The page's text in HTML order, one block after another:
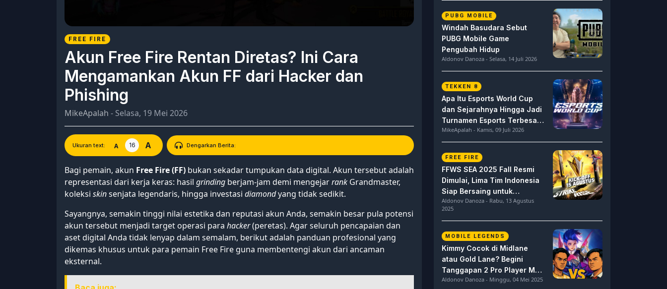
FREE FIRE
Akun Free Fire Rentan Diretas? Ini Cara
Mengamankan Akun FF dari Hacker dan
Phishing
MikeApalah - Selasa, 19 Mei 2026
Ukuran text: A 16 A Dengarkan Berita:
Bagi pemain, akun Free Fire (FF) bukan sekadar tumpukan data digital. Akun tersebut adalah
representasi dari kerja keras: hasil grinding berjam-jam demi mengejarrank Grandmaster,
koleksi skinsenjata legendaris, hingga investasi diamondyang tidak sedikit.
Sayangnya, semakin tinggi nilai estetika dan reputasi akun Anda, semakin besar pula potensi
akun tersebut menjadi target operasi para hacker(peretas). Agar seluruh pencapaian dan
aset digital Anda tidak lenyap dalam semalam, berikut adalah panduan profesional yang
dikemas khusus untuk para pemain Free Fire guna membentengi akun dari ancaman
eksternal.
PUBG MOBILE
Windah Basudara Sebut
PUBG Mobile Game
Pengubah Hidup
Aldonov Danoza - Selasa, 14 Juli 2026
TEKKEN 8
Apa Itu Esports World Cup
dan Sejarahnya Hingga Jadi
Turnamen Esports Terbesar
di Dunia
MikeApalah - Kamis, 09 Juli 2026
FREE FIRE
FFWS SEA 2025 Fall Resmi
Dimulai, Lima Tim Indonesia
Siap Bersaing untuk
Dominasi
Aldonov Danoza - Rabu, 13 Agustus
2025
MOBILE LEGENDS
Kimmy Cocok di Midlane
atau Gold Lane? Begini
Tanggapan 2 Pro Player MPL
ID S15 ini
Aldonov Danoza - Minggu, 04 Mei 2025